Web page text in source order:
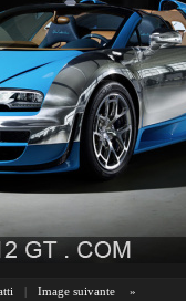
| Image suivante »